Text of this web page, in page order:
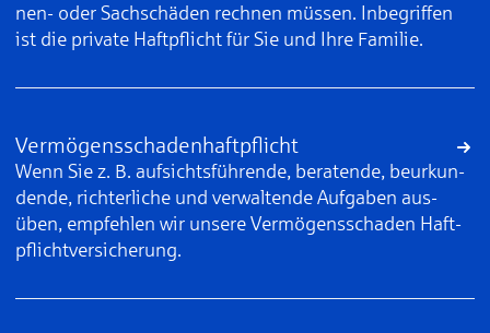
nen- oder Sach­schä­den rech­nen müs­sen. In­be­grif­fen
ist die pri­va­te Haft­pflicht für Sie und Ih­re Fa­mi­lie.
Vermögens­schaden­haftpflicht
Wenn Sie z. B. auf­sichts­füh­ren­de, be­ra­ten­de, be­ur­kun­
den­de, rich­ter­li­che und ver­wal­ten­de Auf­ga­ben aus­
üben, emp­feh­len wir un­se­re Ver­mö­gens­scha­den Haft­
pflicht­ver­si­che­rung.